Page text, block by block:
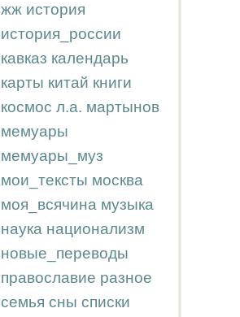
жж история
история_россии
кавказ календарь
карты китай книги
космос л.а. мартынов
мемуары
мемуары_муз
мои_тексты москва
моя_всячина музыка
наука национализм
новые_переводы
православие разное
семья сны списки